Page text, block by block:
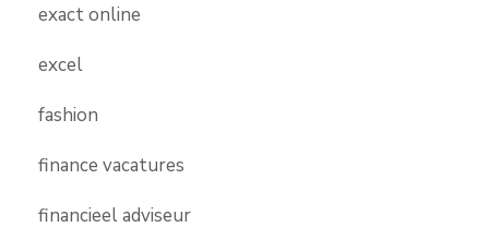
exact online
excel
fashion
finance vacatures
financieel adviseur